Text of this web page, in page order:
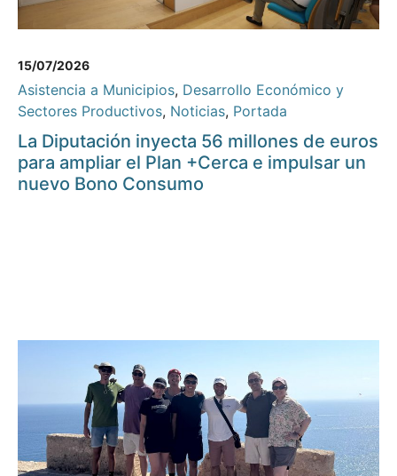
15/07/2026
Asistencia a Municipios, Desarrollo Económico y
Sectores Productivos, Noticias, Portada
La Diputación inyecta 56 millones de euros
para ampliar el Plan +Cerca e impulsar un
nuevo Bono Consumo